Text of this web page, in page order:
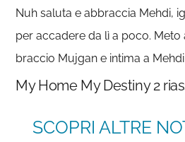
Nuh saluta e abbraccia Mehdi,
per accadere da lì a poco. Meto
braccio Mujgan e intima a
My Home My Destiny 2
SCOPRI ALTRE